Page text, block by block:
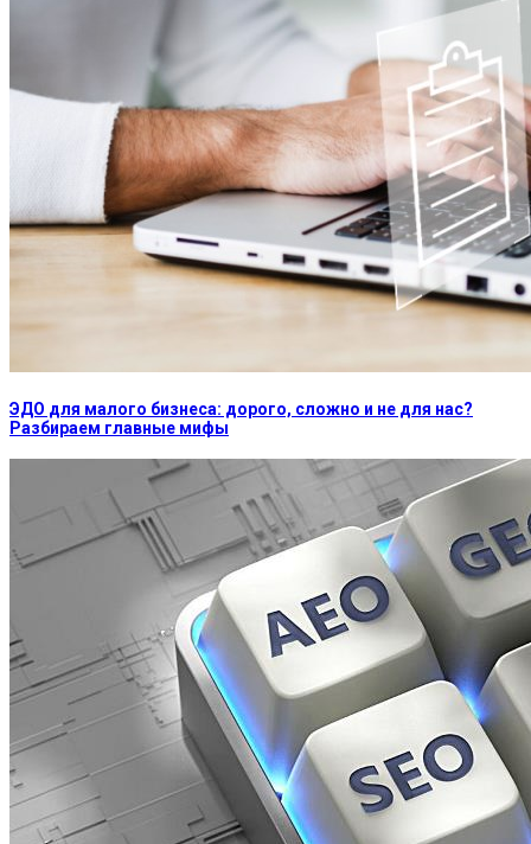
ЭДО для малого бизнеса: дорого, сложно и не для нас?
Разбираем главные мифы